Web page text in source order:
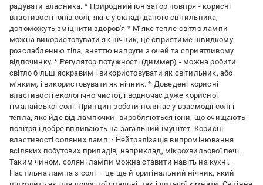
радувати власника. * Природний іонізатор повітря - корисні
властивості іонів солі, які є у складі даного світильника,
допоможуть зміцнити здоров'я * М’яке тепле світло лампи
можна використовувати як нічник, це сприятиме швидкому
розслабленню тіла, зняттю напруги з очей та сприятливому
відпочинку. * Регулятор потужності (диммер) - можна робити
світло більш яскравим і використовувати як світильник, або
м’яким, і використовувати як нічник. * Доведені корисні
властивості екологічно чистої, і водночас дуже корисної
гімалайської солі. Принцип роботи полягає у взаємодії солі і
тепла, яке йде від лампочки- виробляються іони, що очищають
повітря і добре впливають на загальний імунітет. Корисні
властивості соляних ламп: · Нейтралізація випромінювання
всіляких побутових приладів, наприклад, мікрохвильової печі.
Таким чином, соляні лампи можна ставити навіть на кухні. ·
Настільна лампа з солі – це ще й оригінальний нічник, який